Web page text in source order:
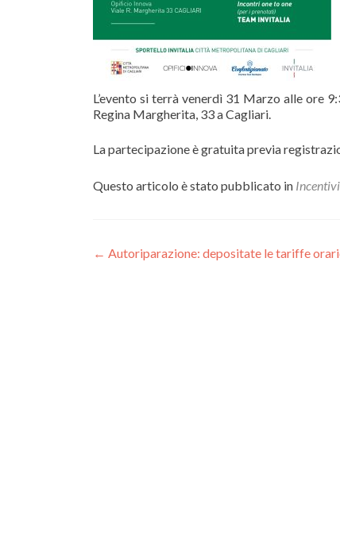
L’evento si terrà venerdì 31 Marzo alle ore
Regina Margherita, 33 a Cagliari.
La partecipazione è gratuita previa
Questo articolo è stato pubblicato in Incentivi
Navigazione
← Autoriparazione: depositate le tariffe